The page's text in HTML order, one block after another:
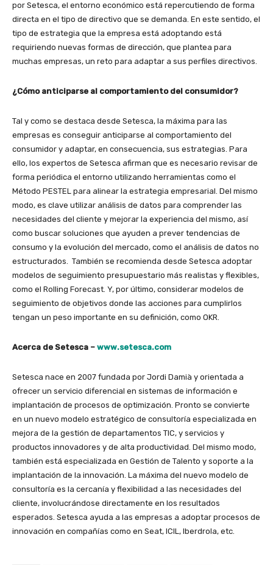
por Setesca, el entorno económico está repercutiendo de forma
directa en el tipo de directivo que se demanda. En este sentido, el
tipo de estrategia que la empresa está adoptando está
requiriendo nuevas formas de dirección, que plantea para
muchas empresas, un reto para adaptar a sus perfiles directivos.
¿Cómo anticiparse al comportamiento del consumidor?
Tal y como se destaca desde Setesca, la máxima para las
empresas es conseguir anticiparse al comportamiento del
consumidor y adaptar, en consecuencia, sus estrategias. Para
ello, los expertos de Setesca afirman que es necesario revisar de
forma periódica el entorno utilizando herramientas como el
Método PESTEL para alinear la estrategia empresarial. Del mismo
modo, es clave utilizar análisis de datos para comprender las
necesidades del cliente y mejorar la experiencia del mismo, así
como buscar soluciones que ayuden a prever tendencias de
consumo y la evolución del mercado, como el análisis de datos no
estructurados. También se recomienda desde Setesca adoptar
modelos de seguimiento presupuestario más realistas y flexibles,
como el Rolling Forecast. Y, por último, considerar modelos de
seguimiento de objetivos donde las acciones para cumplirlos
tengan un peso importante en su definición, como OKR.
Acerca de Setesca – www.setesca.com
Setesca nace en 2007 fundada por Jordi Damià y orientada a
ofrecer un servicio diferencial en sistemas de información e
implantación de procesos de optimización. Pronto se convierte
en un nuevo modelo estratégico de consultoría especializada en
mejora de la gestión de departamentos TIC, y servicios y
productos innovadores y de alta productividad. Del mismo modo,
también está especializada en Gestión de Talento y soporte a la
implantación de la innovación. La máxima del nuevo modelo de
consultoría es la cercanía y flexibilidad a las necesidades del
cliente, involucrándose directamente en los resultados
esperados. Setesca ayuda a las empresas a adoptar procesos de
innovación en compañías como en Seat, ICIL, Iberdrola, etc.